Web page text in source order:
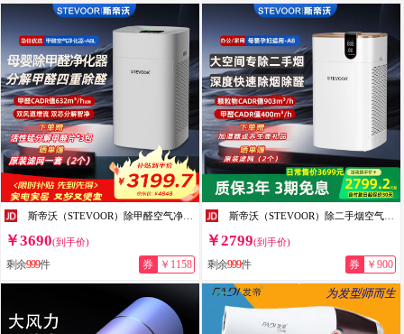
￥3690(到手价)
剩余999件 券 ￥1158
￥2799(到手价)
剩余999件 券 ￥900